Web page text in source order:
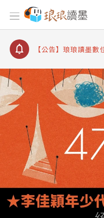
【公告】8/10、8/13
【公告】琅琅讀墨數
【公告】琅琅讀墨書
請圖文教學
【公告】琅琅書店
查詢
【公告】8/10、8/13